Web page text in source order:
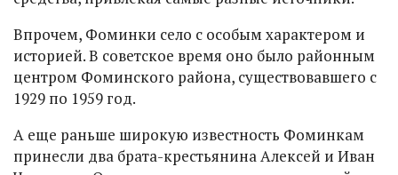
Впрочем, Фоминки село с особым характером и
историей. В советское время оно было районным
центром Фоминского района, существовавшего с
1929 по 1959 год.
А еще раньше широкую известность Фоминкам
принесли два брата-крестьянина Алексей и Иван